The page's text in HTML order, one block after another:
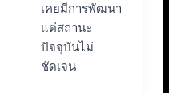
เคยมีการพัฒนา
แต่สถานะ
ปัจจุบันไม่
ชัดเจน